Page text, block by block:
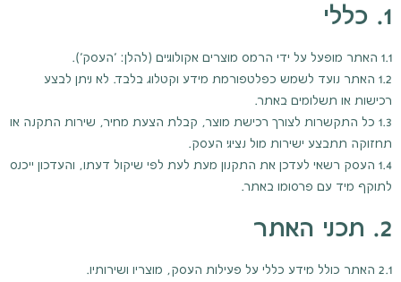
1. כללי
1.1 האתר מופעל על ידי הרמס מוצרים אקולוגיים (להלן: "העסק").
1.2 האתר נועד לשמש כפלטפורמת מידע וקטלוג בלבד. לא ניתן לבצע
רכישות או תשלומים באתר.
1.3 כל התקשרות לצורך רכישת מוצר, קבלת הצעת מחיר, שירות התקנה או
תחזוקה תתבצע ישירות מול נציגי העסק.
1.4 העסק רשאי לעדכן את התקנון מעת לעת לפי שיקול דעתו, והעדכון ייכנס
לתוקף מיד עם פרסומו באתר.
2. תכני האתר
2.1 האתר כולל מידע כללי על פעילות העסק, מוצריו ושירותיו.